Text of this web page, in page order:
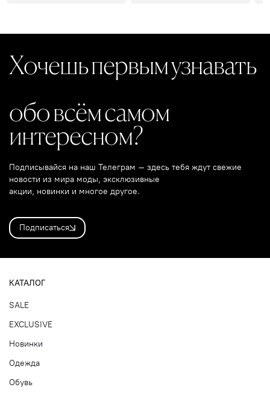
Хочешь первым узнавать
обо всём самом
интересном?
Подписывайся на наш Телеграм – здесь тебя ждут свежие
новости из мира моды, эксклюзивные
акции, новинки и многое другое.
Подписаться
КАТАЛОГ
SALE
EXCLUSIVE
Новинки
Одежда
Обувь